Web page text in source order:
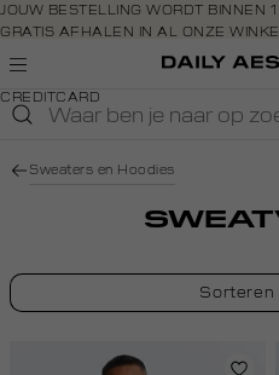
Navigeer
direct naar
de
Open de
direct
JOUW BESTELLING WORDT BINNEN
GRATIS AFHALEN IN AL ONZE
GRATIS RETOURNEREN BINNEN 14
BETAAL ZOALS JIJ WILT: O.A.
CREDITCARD
Sweaters en Hoodies
Sorteren